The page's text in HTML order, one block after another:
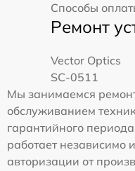
Способы
Ремонт
Vector Optics
SC-0511
Мы занимаемся
обслуживанием
гарантийного
работает независимо
авторизации от